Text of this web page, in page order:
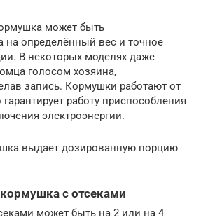
может быть
на определённый вес и точное
В некоторых моделях даже
голосом хозяина,
запись. Кормушки работают от
гарантирует работу приспособления
электроэнергии.
выдает дозированную порцию
с отсеками
может быть на 2 или на 4